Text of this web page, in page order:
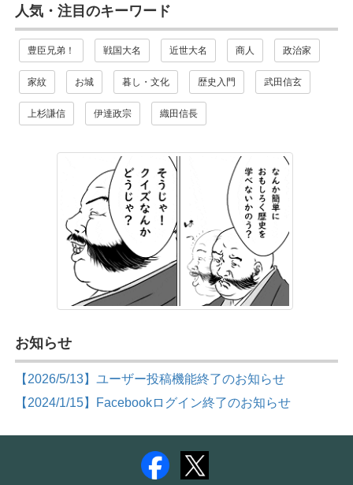
人気・注目のキーワード
豊臣兄弟！ 戦国大名 近世大名 商人 政治家
家紋 お城 暮し・文化 歴史入門 武田信玄
上杉謙信 伊達政宗 織田信長
お知らせ
【2026/5/13】ユーザー投稿機能終了のお知らせ
【2024/1/15】Facebookログイン終了のお知らせ